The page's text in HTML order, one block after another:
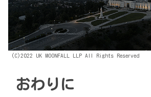
(C)2022 UK MOONFALL LLP All Rights Reserved
おわりに